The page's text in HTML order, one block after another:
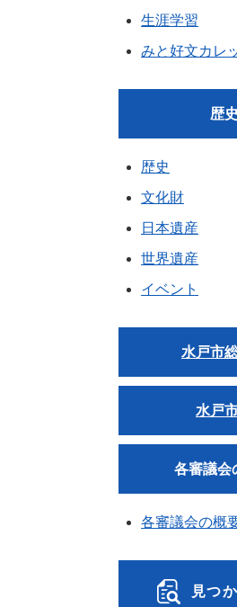
生涯学習
みと好文カレ
歴
歴史
文化財
日本遺産
世界遺産
イベント
水戸市
水戸
各審議会
各審議会の概
見つ